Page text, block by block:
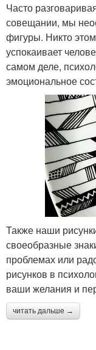
Часто
совещании, мы
фигуры. Никто
успокаивает
самом деле,
эмоциональное
Также наши
своеобразные
проблемах или
рисунков в
ваши желания и
читать дальше →